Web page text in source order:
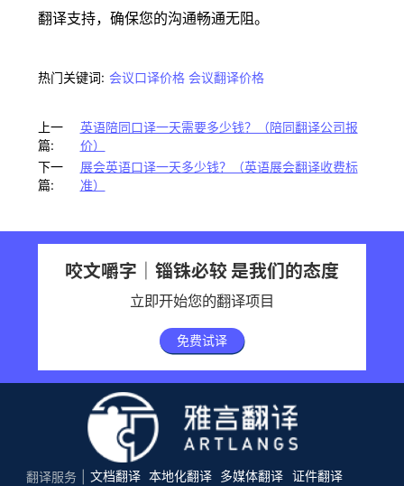
翻译支持，确保您的沟通畅通无阻。
热门关键词: 会议口译价格 会议翻译价格
上一
篇:
英语陪同口译一天需要多少钱？（陪同翻译公司报
价）
下一
篇:
展会英语口译一天多少钱？（英语展会翻译收费标
准）
咬文嚼字｜锱铢必较 是我们的态度
立即开始您的翻译项目
免费试译
翻译服务 文档翻译 本地化翻译 多媒体翻译 证件翻译